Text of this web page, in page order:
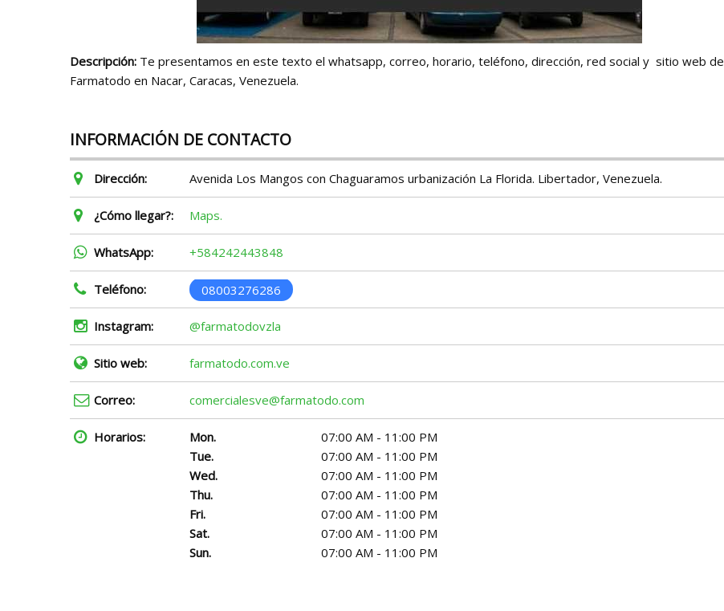
Descripción: Te presentamos en este texto el whatsapp, correo, horario, teléfono, dirección, red social y sitio web de
Farmatodo en Nacar, Caracas, Venezuela.
INFORMACIÓN DE CONTACTO
Dirección: Avenida Los Mangos con Chaguaramos urbanización La Florida. Libertador, Venezuela.
¿Cómo llegar?: Maps.
WhatsApp: +584242443848
Teléfono: 08003276286
Instagram: @farmatodovzla
Sitio web: farmatodo.com.ve
Correo: comercialesve@farmatodo.com
Horarios: Mon.
07:00 AM - 11:00 PM
Tue.
07:00 AM - 11:00 PM
Wed.
07:00 AM - 11:00 PM
Thu.
07:00 AM - 11:00 PM
Fri.
07:00 AM - 11:00 PM
Sat.
07:00 AM - 11:00 PM
Sun.
07:00 AM - 11:00 PM